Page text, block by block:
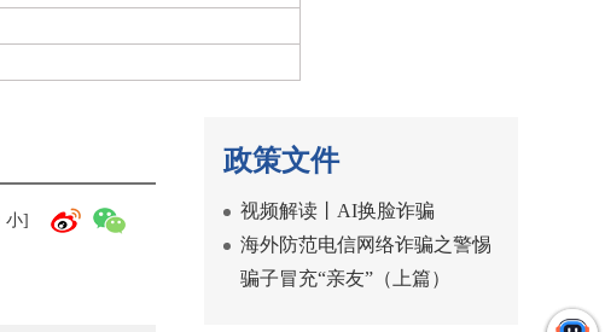
小]
政策文件
视频解读丨AI换脸诈骗
海外防范电信网络诈骗之警惕
骗子冒充“亲友”（上篇）